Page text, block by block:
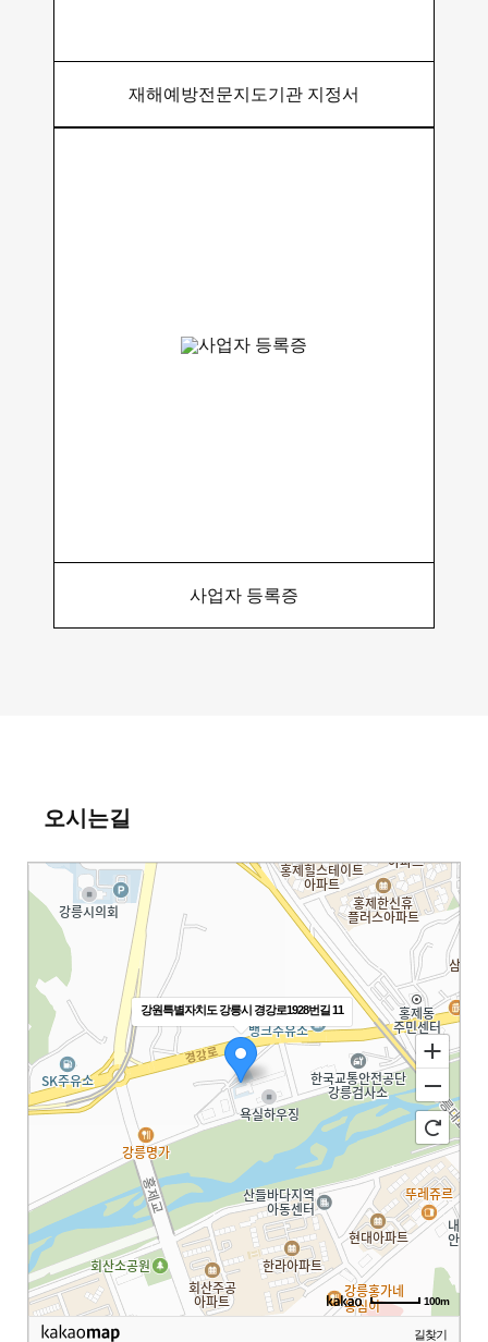
재해예방전문지도기관 지정서
사업자 등록증
오시는길
강원특별자치도 강릉시 경강로1928번길 11
100m
길찾기